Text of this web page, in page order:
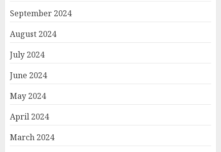
September 2024
August 2024
July 2024
June 2024
May 2024
April 2024
March 2024